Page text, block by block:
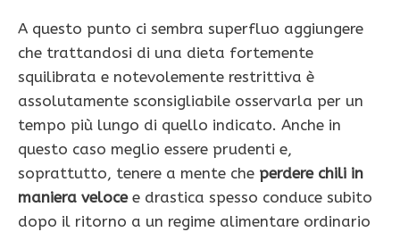
A questo punto ci sembra superfluo aggiungere
che trattandosi di una dieta fortemente
squilibrata e notevolemente restrittiva è
assolutamente sconsigliabile osservarla per un
tempo più lungo di quello indicato. Anche in
questo caso meglio essere prudenti e,
soprattutto, tenere a mente che perdere chili in
maniera velocee drastica spesso conduce subito
dopo il ritorno a un regime alimentare ordinario